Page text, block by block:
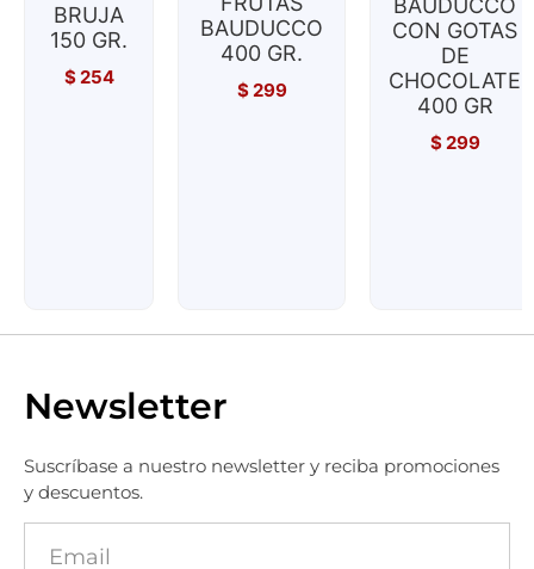
BRUJA
150 GR.
$254
BAUDUCCO
400 GR.
$299
BAUDUCCO
CON GOTAS
DE
CHOCOLATE
400 GR
$299
Newsletter
Suscríbase a nuestro newsletter y reciba promociones
y descuentos.